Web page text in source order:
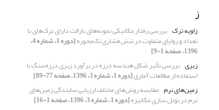
ز
زاویه ترک بررسی رفتار مکانیکی نمونه‌های بازالت دارای ترک‌های با
تعداد و زوایای متفاوت در تنش فشاری تک‌محوره [دوره 1، شماره 4،
1396، صفحه 1-9]
زبری بررسی تأثیر شکل هندسه درزه در برآورد زبری درزه‌سنگ با
استفاده از مطالعات آماری[دوره 1، شماره 3، 1396، صفحه 77-89]
زمین‌های نرم مقایسه روش‌های مختلف ارزیابی سایندگی زمین‌های
نرم در تونل سازی مکانیزه[دوره 1، شماره 3، 1396، صفحه 1-16]